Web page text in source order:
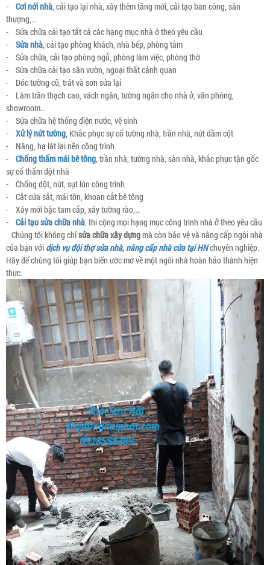
- Cơi nới nhà, cải tạo lại nhà, xây thêm tầng mới, cải tạo ban công, sân
thượng,…
- Sửa chữa cải tạo tất cả các hạng mục nhà ở theo yêu cầu
- Sửa nhà, cải tạo phòng khách, nhà bếp, phòng tắm
- Sửa chữa, cải tạo phòng ngủ, phòng làm việc, phòng thờ
- Sửa chữa cải tạo sân vườn, ngoại thất cảnh quan
- Dóc tường cũ, trát và sơn sửa lại
- Làm trần thạch cao, vách ngăn, tường ngăn cho nhà ở, văn phòng,
showroom…
- Sửa chữa hệ thống điện nước, vệ sinh
- Xử lý nứt tường, Khắc phục sự cố tường nhà, trần nhà, nứt dầm cột
- Nâng, hạ lát lại nền công trình
- Chống thấm mái bê tông, trần nhà, tường nhà, sàn nhà, khắc phục tận gốc
sự cố thấm dột nhà
- Chống dột, nứt, sụt lún công trình
- Cắt cửa sắt, mái tôn, khoan cắt bê tông
- Xây mới bậc tam cấp, xây tường rào,…
- Cải tạo sửa chữa nhà, thi cộng mọi hạng mục công trình nhà ở theo yêu cầu
Chúng tôi không chỉsửa chữa xây dựngmà còn bảo vệ và nâng cấp ngôi nhà
của bạn với dịch vụ đội thợ sửa nhà, nâng cấp nhà cửa tại HNchuyên nghiệp.
Hãy để chúng tôi giúp bạn biến ước mơ về một ngôi nhà hoàn hảo thành hiện
thực.